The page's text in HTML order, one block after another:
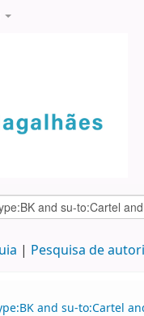
Pesquisa de
and su-to:Cartel